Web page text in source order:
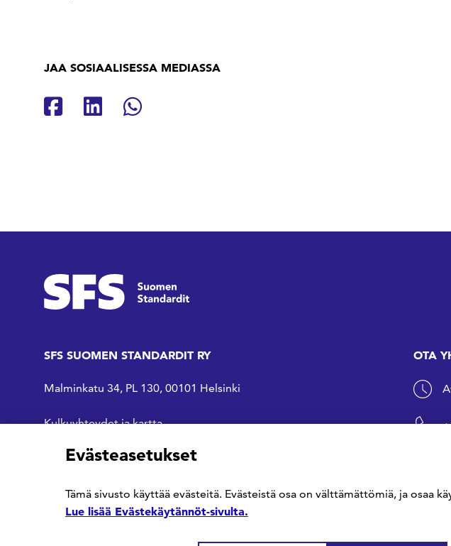
JAA SOSIAALISESSA MEDIASSA
Jaa Facebookissa
Jaa Linkedinissä
Jaa Whatsappissa
SFS SUOMEN STANDARDIT RY
Malminkatu 34, PL 130, 00101 Helsinki
Kulkuyhteydet ja kartta
SFS Facebookissa
SFS Linkedinissä
SFS Youtubessa
OTA
Evästeasetukset
Tämä sivusto käyttää evästeitä. Evästeistä osa on välttämättömiä, ja osaa
Lue lisää Evästekäytännöt-sivulta.